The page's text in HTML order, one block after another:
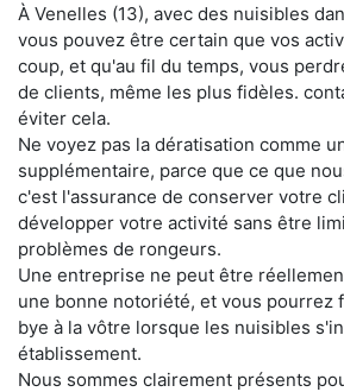
À Venelles (13), avec des nuisibles
vous pouvez être certain que vos
coup, et qu'au fil du temps, vous
de clients, même les plus fidèles.
éviter cela.
Ne voyez pas la dératisation comme
supplémentaire, parce que ce que
c'est l'assurance de conserver votre
développer votre activité sans être
problèmes de rongeurs.
Une entreprise ne peut être
une bonne notoriété, et vous pourrez
bye à la vôtre lorsque les nuisibles
établissement.
Nous sommes clairement présents